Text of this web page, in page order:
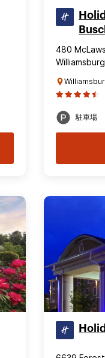
480
駐車場